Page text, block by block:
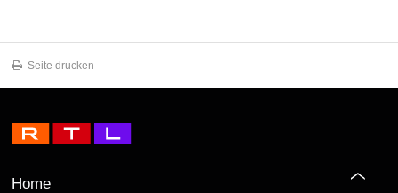
Seite drucken
Home